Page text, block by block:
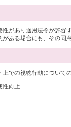
があり適用法令が許
ある場合にも、その同
での視聴行動につい
性向上